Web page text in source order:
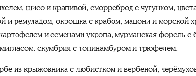
шисо и крапивой, сморреброд с чугунком,
и ремуладом, окрошка с крабом, мацони и морской
и семенами укропа, мурманская форель с
скумбрия с топинамбуром и трюфелем.
из крыжовника с любистком и вербеной,